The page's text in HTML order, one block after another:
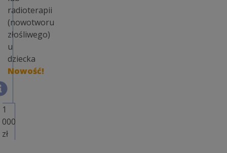
radioterapii
(nowotworu
złośliwego)
u
dziecka
Nowość!
1
000
zł